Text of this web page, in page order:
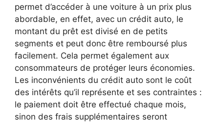
permet d’accéder à une voiture à un prix plus
abordable, en effet, avec un crédit auto, le
montant du prêt est divisé en de petits
segments et peut donc être remboursé plus
facilement. Cela permet également aux
consommateurs de protéger leurs économies.
Les inconvénients du crédit auto sont le coût
des intérêts qu’il représente et ses contraintes :
le paiement doit être effectué chaque mois,
sinon des frais supplémentaires seront